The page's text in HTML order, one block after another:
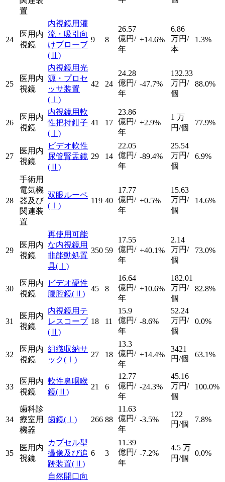
置
24
医用内
視鏡
内視鏡用灌
流・吸引向
けプローブ
(Ⅱ)
9 8
26.57
億円/
年
+14.6%
6.86
万円/
本
1.3%
25
医用内
視鏡
内視鏡用光
源・プロセ
ッサ装置
(Ⅰ)
42 24
24.28
億円/
年
-47.7%
132.33
万円/
個
88.0%
26
医用内
視鏡
内視鏡用軟
性把持鉗子
(Ⅰ)
41 17
23.86
億円/
年
+2.9%
1 万
円/個
77.9%
27
医用内
視鏡
ビデオ軟性
尿管腎盂鏡
(Ⅱ)
29 14
22.05
億円/
年
-89.4%
25.54
万円/
個
6.9%
28
手術用
電気機
器及び
関連装
置
双眼ルーペ
(Ⅰ)
119 40
17.77
億円/
年
+0.5%
15.63
万円/
個
14.6%
29
医用内
視鏡
再使用可能
な内視鏡用
非能動処置
具(Ⅰ)
350 59
17.55
億円/
年
+40.1%
2.14
万円/
個
73.0%
30
医用内
視鏡
ビデオ硬性
腹腔鏡(Ⅱ)
45 8
16.64
億円/
年
+10.6%
182.01
万円/
個
82.8%
31
医用内
視鏡
内視鏡用テ
レスコープ
(Ⅱ)
18 11
15.9
億円/
年
-8.6%
52.24
万円/
個
0.0%
32
医用内
視鏡
組織収納サ
ック(Ⅰ)
27 18
13.3
億円/
年
+14.4%
3421
円/個
63.1%
33
医用内
視鏡
軟性鼻咽喉
鏡(Ⅱ)
21 6
12.77
億円/
年
-24.3%
45.16
万円/
個
100.0%
34
歯科診
療室用
機器
歯鏡(Ⅰ) 266 88
11.63
億円/
年
-3.5%
122
円/個
7.8%
35
医用内
視鏡
カプセル型
撮像及び追
跡装置(Ⅱ)
6 3
11.39
億円/
年
-7.2%
4.5 万
円/個
0.0%
自然開口向